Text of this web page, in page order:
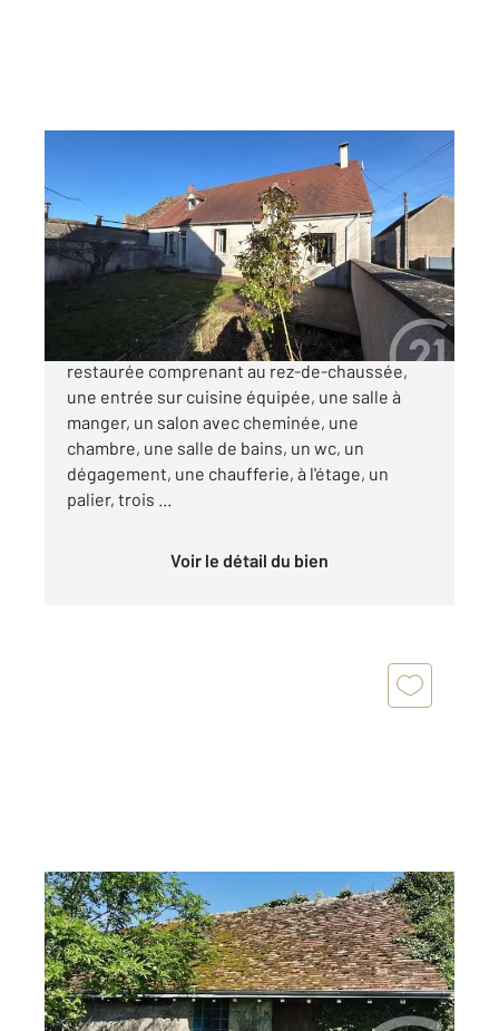
, 6 pièces
Ref : 6814
Maison à vendre
131 999 €
41370 Secteur JOSNES Maison ancienne
restaurée comprenant au rez-de-chaussée,
une entrée sur cuisine équipée, une salle à
manger, un salon avec cheminée, une
chambre, une salle de bains, un wc, un
dégagement, une chaufferie, à l'étage, un
palier, trois ...
Voir le détail du bien
LORGES 41
50 m2, 2 pièces
Ref : 5455
Maison à vendre